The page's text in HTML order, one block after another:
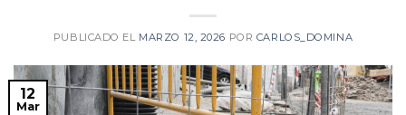
PUBLICADO EL MARZO 12, 2026 POR CARLOS_DOMINA
12
Mar